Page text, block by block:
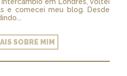
e comecei meu blog. Desde
SOBRE MIM